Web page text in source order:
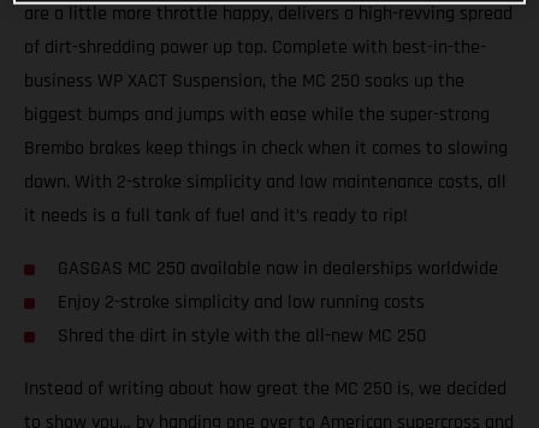
are a little more throttle happy, delivers a high-revving spread
of dirt-shredding power up top. Complete with best-in-the-
business WP XACT Suspension, the MC 250 soaks up the
biggest bumps and jumps with ease while the super-strong
Brembo brakes keep things in check when it comes to slowing
down. With 2-stroke simplicity and low maintenance costs, all
it needs is a full tank of fuel and it’s ready to rip!
GASGAS MC 250 available now in dealerships worldwide
Enjoy 2-stroke simplicity and low running costs
Shred the dirt in style with the all-new MC 250
Instead of writing about how great the MC 250 is, we decided